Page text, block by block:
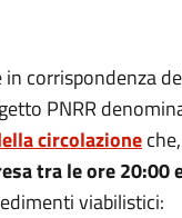
corrispondenza
PNRR
circolazioneche,
tra le ore 20:00
viabilistici: